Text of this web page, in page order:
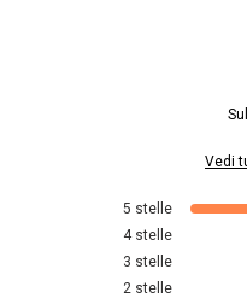
Vedi
5 stelle
4 stelle
3 stelle
2 stelle